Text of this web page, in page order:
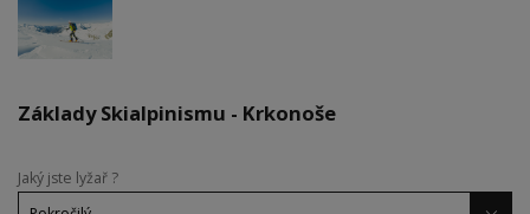
Základy Skialpinismu - Krkonoše
Jaký jste lyžař ?